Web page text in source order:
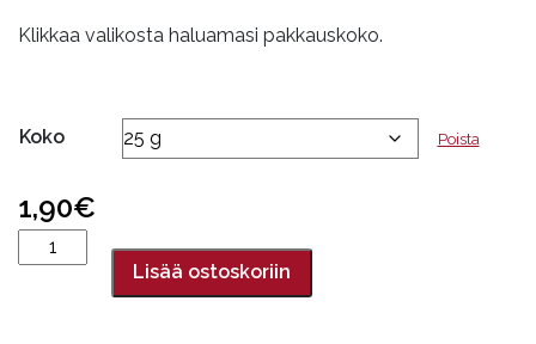
Klikkaa valikosta haluamasi pakkauskoko.
Koko Poista
1,90€
Lapsang
Souschong,
Lisää ostoskoriin